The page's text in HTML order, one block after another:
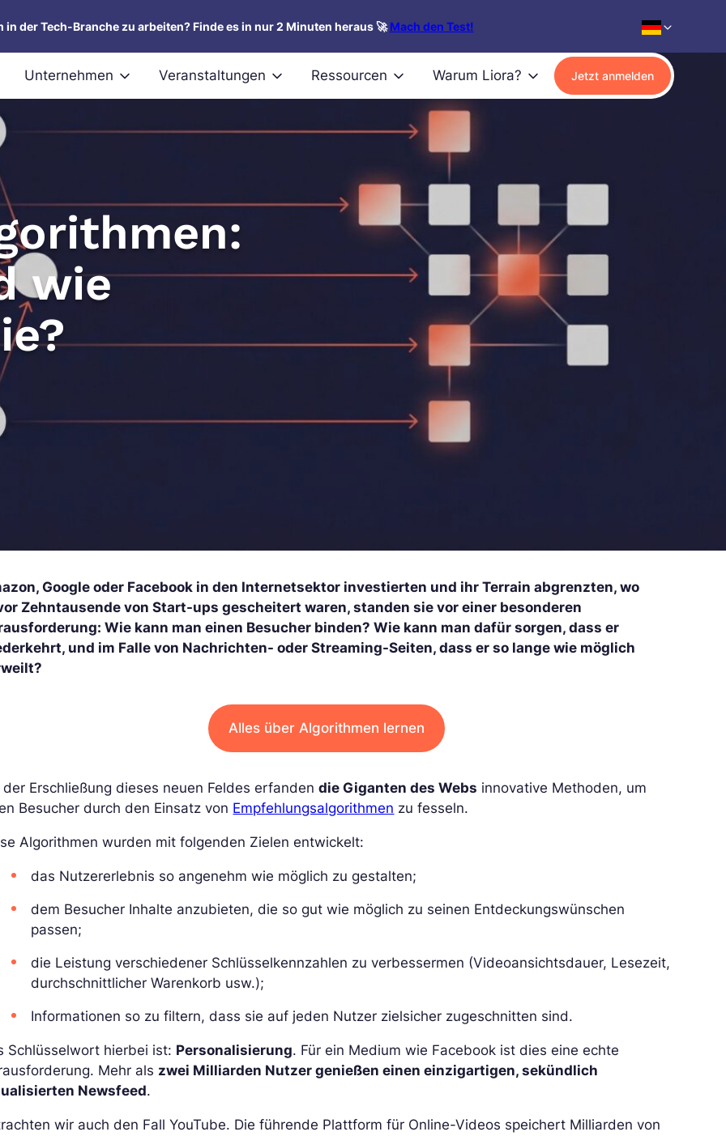
in der Tech-Branche zu arbeiten? Finde es in nur 2 Minuten heraus 🚀Mach den Test!
Unternehmen Veranstaltungen Ressourcen Warum Liora? Jetzt anmelden
wie
Google oder Facebook in den Internetsektor investierten und ihr Terrain abgrenzten, wo
Zehntausende von Start-ups gescheitert waren, standen sie vor einer besonderen
Wie kann man einen Besucher binden? Wie kann man dafür sorgen, dass er
und im Falle von Nachrichten- oder Streaming-Seiten, dass er so lange wie möglich
Alles über Algorithmen lernen
der Erschließung dieses neuen Feldes erfandendie Giganten des Webs innovative Methoden, um
Besucher durch den Einsatz von Empfehlungsalgorithmen zu fesseln.
Algorithmen wurden mit folgenden Zielen entwickelt:
das Nutzererlebnis so angenehm wie möglich zu gestalten;
dem Besucher Inhalte anzubieten, die so gut wie möglich zu seinen Entdeckungswünschen
passen;
die Leistung verschiedener Schlüsselkennzahlen zu verbessermen (Videoansichtsdauer, Lesezeit,
durchschnittlicher Warenkorb usw.);
Informationen so zu filtern, dass sie auf jeden Nutzer zielsicher zugeschnitten sind.
Schlüsselwort hierbei ist: Personalisierung. Für ein Medium wie Facebook ist dies eine echte
Mehr als zwei Milliarden Nutzer genießen einen einzigartigen, sekündlich
Newsfeed.
wir auch den Fall YouTube. Die führende Plattform für Online-Videos speichert Milliarden von